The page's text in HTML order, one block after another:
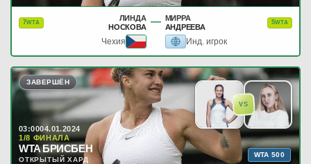
7WTA
ЛИНДА
НОСКОВА — МИРРА
АНДРЕЕВА
5WTA
Чехия Инд. игрок
VS
ЗАВЕРШЁН
03:0004.01.2024
1/8 ФИНАЛА
WTA БРИСБЕН
ОТКРЫТЫЙ ХАРД
WTA 500